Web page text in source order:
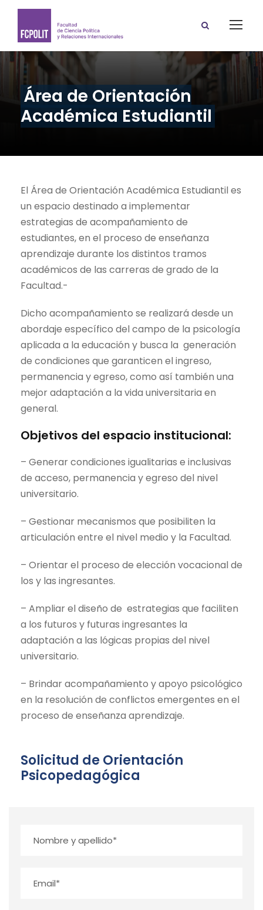
Área de Orientación
Académica Estudiantil
El Área de Orientación Académica Estudiantil es
un espacio destinado a implementar
estrategias de acompañamiento de
estudiantes, en el proceso de enseñanza
aprendizaje durante los distintos tramos
académicos de las carreras de grado de la
Facultad.-
Dicho acompañamiento se realizará desde un
abordaje específico del campo de la psicología
aplicada a la educación y busca la generación
de condiciones que garanticen el ingreso,
permanencia y egreso, como así también una
mejor adaptación a la vida universitaria en
general.
Objetivos del espacio institucional:
– Generar condiciones igualitarias e inclusivas
de acceso, permanencia y egreso del nivel
universitario.
– Gestionar mecanismos que posibiliten la
articulación entre el nivel medio y la Facultad.
– Orientar el proceso de elección vocacional de
los y las ingresantes.
– Ampliar el diseño de estrategias que faciliten
a los futuros y futuras ingresantes la
adaptación a las lógicas propias del nivel
universitario.
– Brindar acompañamiento y apoyo psicológico
en la resolución de conflictos emergentes en el
proceso de enseñanza aprendizaje.
Solicitud de Orientación
Psicopedagógica